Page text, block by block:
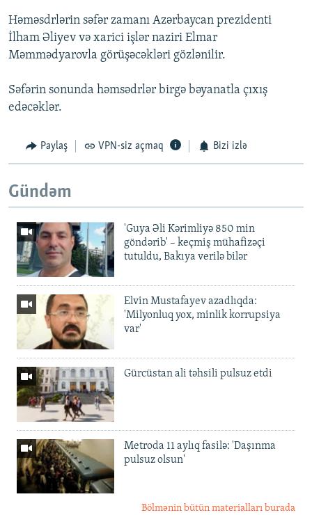
Həməsdrlərin səfər zamanı Azərbaycan prezidenti
İlham Əliyev və xarici işlər naziri Elmar
Məmmədyarovla görüşəcəkləri gözlənilir.
Səfərin sonunda həmsədrlər birgə bəyanatla çıxış
edəcəklər.
Paylaş VPN-siz açmaq Bizi izlə
Gündəm
'Guya Əli Kərimliyə 850 min
göndərib' – keçmiş mühafizəçi
tutuldu, Bakıya verilə bilər
Elvin Mustafayev azadlıqda:
'Milyonluq yox, minlik korrupsiya
var'
Gürcüstan ali təhsili pulsuz etdi
Metroda 11 aylıq fasilə: 'Daşınma
pulsuz olsun'
Bölmənin bütün materialları burada